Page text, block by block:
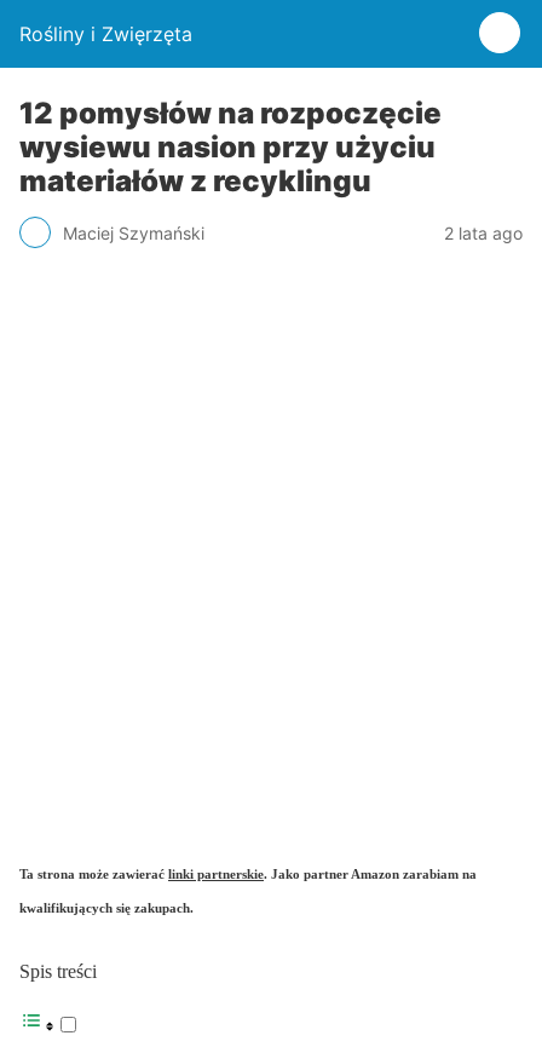
Rośliny i Zwięrzęta
12 pomysłów na rozpoczęcie
wysiewu nasion przy użyciu
materiałów z recyklingu
Maciej Szymański 2 lata ago
Ta strona może zawierać linki partnerskie. Jako partner Amazon zarabiam na
kwalifikujących się zakupach.
Spis treści